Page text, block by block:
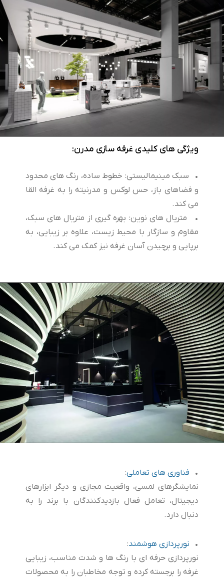
ویژگی های کلیدی غرفه سازی مدرن:
• سبک مینیمالیستی: خطوط ساده، رنگ های محدود
و فضاهای باز، حس لوکس و مدرنیته را به غرفه القا
می کند.
• متریال های نوین: بهره گیری از متریال های سبک،
مقاوم و سازگار با محیط زیست، علاوه بر زیبایی، به
برپایی و برچیدن آسان غرفه نیز کمک می کند.
• فناوری های تعاملی:
نمایشگرهای لمسی، واقعیت مجازی و دیگر ابزارهای
دیجیتال، تعامل فعال بازدیدکنندگان با برند را به
دنبال دارد.
• نورپردازی هوشمند:
نورپردازی حرفه ای با رنگ ها و شدت مناسب، زیبایی
غرفه را برجسته کرده و توجه مخاطبان را به محصولات